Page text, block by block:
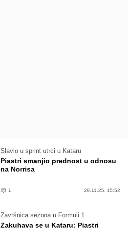
Slavio u sprint utrci u Kataru
Piastri smanjio prednost u odnosu
na Norrisa
1 29.11.25. 15:52
Završnica sezona u Formuli 1
Zakuhava se u Kataru: Piastri